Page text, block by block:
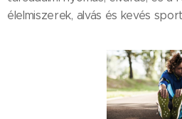
élelmiszerek, alvás és kevés